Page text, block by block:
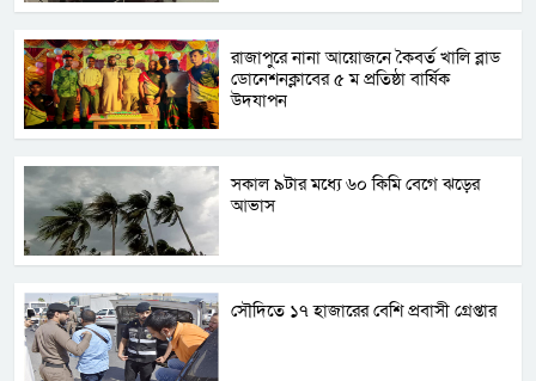
রাজাপুরে নানা আয়োজনে কৈবর্ত খালি ব্লাড
ডোনেশনক্লাবের ৫ ম প্রতিষ্ঠা বার্ষিক
উদযাপন
সকাল ৯টার মধ্যে ৬০ কিমি বেগে ঝড়ের
আভাস
সৌদিতে ১৭ হাজারের বেশি প্রবাসী গ্রেপ্তার